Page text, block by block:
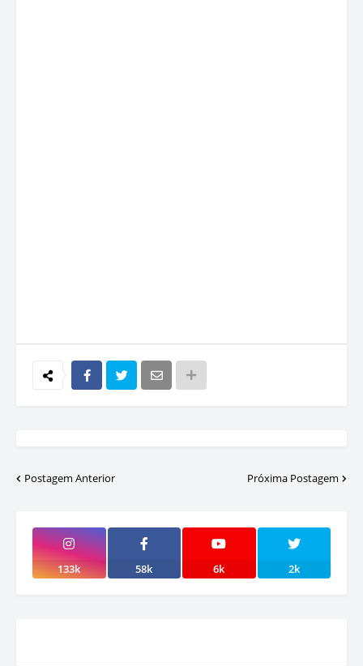
Postagem Anterior Próxima Postagem
133k 58k 6k 2k